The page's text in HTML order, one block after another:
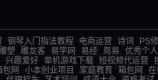
钢琴入门指法教程 电商运营 诗词 PS
塑 雕龙客 易学网 易经 周易 优秀个
兴趣爱好 单机游戏下载 短视频代运营
包网 小本创业项目 家庭教育 箱包网